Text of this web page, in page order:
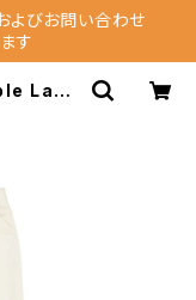
よびお問い合わせ
す
Labe